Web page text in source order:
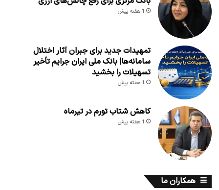
1 هفته پیش
تمهیدات جدید برای جبران آثار اختلال
سامانه‌ها| بانک ملی ایران جرایم تأخیر
تسهیلات را بخشید
1 هفته پیش
کاهش شتاب تورم در تیرماه
1 هفته پیش
همکاران ما